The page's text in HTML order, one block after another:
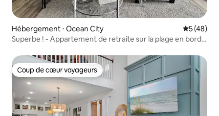
Hébergement ⋅ Ocean City
5 (48)
Superbe ! - Appartement de retraite sur la plage en bord
Coup de cœur voyageurs
Coup de cœur voyageurs